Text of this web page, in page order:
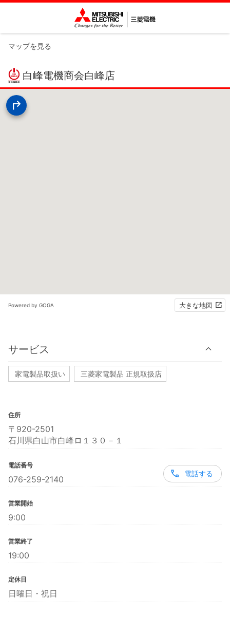
マップを見る
白峰電機商会白峰店
Powered by GOGA 大きな地図
サービス
家電製品取扱い 三菱家電製品 正規取扱店
住所
〒920-2501
石川県白山市白峰ロ１３０－１
電話番号
076-259-2140
電話する
営業開始
9:00
営業終了
19:00
定休日
日曜日・祝日